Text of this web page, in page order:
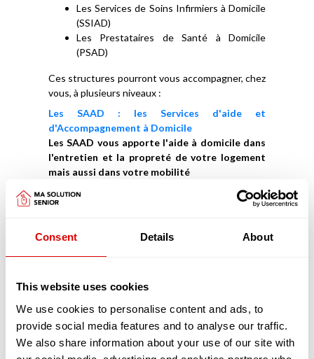
Consent Details About
This website uses cookies
We use cookies to personalise content and ads, to
provide social media features and to analyse our traffic.
We also share information about your use of our site with
Les Services de Soins Infirmiers à Domicile
(SSIAD)
Les Prestataires de Santé à Domicile
(PSAD)
Ces structures pourront vous accompagner, chez
vous, à plusieurs niveaux :
Les SAAD : les Services d'aide et
d'Accompagnement à Domicile
Les SAAD vous apporte l'aide à domicile dans
l'entretien et la propreté de votre logement
mais aussi dans votre mobilité
n'y arrivez plus ? Vous devez tondre le
Rassurez-vous, des agents d'entretien
propreté et de son entretien général, tant
Vous avez besoin d'aller voir vos petits-
enfants ou d'aller chez le médecin, de faire
vos courses ou de vous promener ? Un
professionnel pourra vous accompagner,
en toute sécurité, lors de vos sorties en